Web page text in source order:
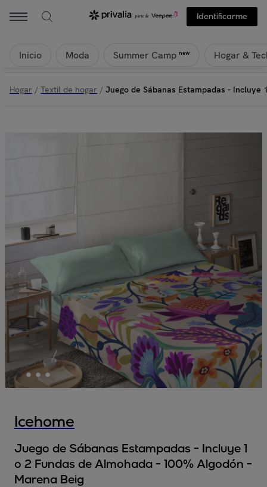
Identificarme
Inicio Moda Summer Camp new Hogar &
Hogar / Textil de hogar / Juego de Sábanas Estampadas - Incluye
Icehome
Juego de Sábanas Estampadas - Incluye 1
o 2 Fundas de Almohada - 100% Algodón -
Marena Beig